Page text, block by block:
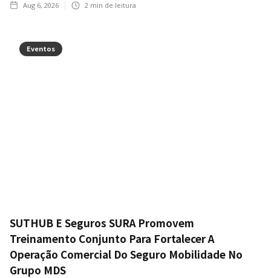
Aug 6, 2026 2 min de leitura
Eventos
SUTHUB E Seguros SURA Promovem
Treinamento Conjunto Para Fortalecer A
Operação Comercial Do Seguro Mobilidade No
Grupo MDS